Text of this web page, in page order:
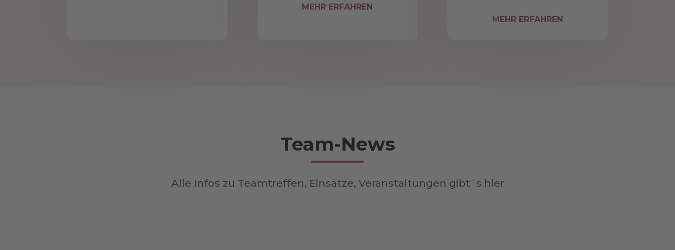
MEHR ERFAHREN
MEHR ERFAHREN
Team-News
Alle Infos zu Teamtreffen, Einsätze, Veranstaltungen gibt´s hier